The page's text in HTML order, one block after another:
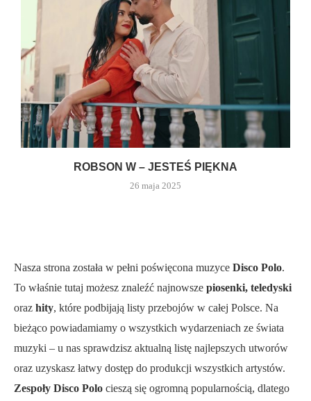
ROBSON W – JESTEŚ PIĘKNA
26 maja 2025
Nasza strona została w pełni poświęcona muzyce Disco Polo.
To właśnie tutaj możesz znaleźć najnowsze piosenki, teledyski
oraz hity, które podbijają listy przebojów w całej Polsce. Na
bieżąco powiadamiamy o wszystkich wydarzeniach ze świata
muzyki – u nas sprawdzisz aktualną listę najlepszych utworów
oraz uzyskasz łatwy dostęp do produkcji wszystkich artystów.
Zespoły Disco Polo cieszą się ogromną popularnością, dlatego